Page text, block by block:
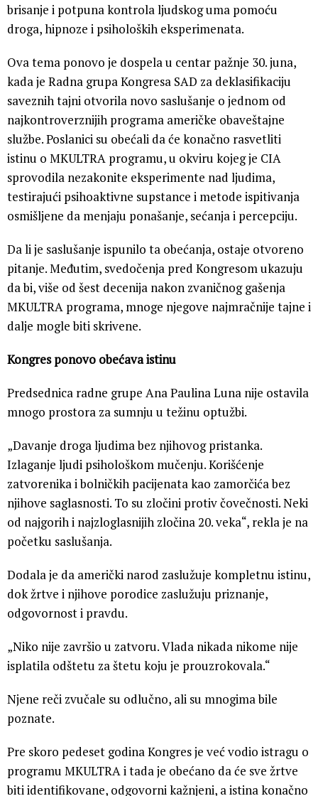
brisanje i potpuna kontrola ljudskog uma pomoću
droga, hipnoze i psiholoških eksperimenata.
Ova tema ponovo je dospela u centar pažnje 30. juna,
kada je Radna grupa Kongresa SAD za deklasifikaciju
saveznih tajni otvorila novo saslušanje o jednom od
najkontroverznijih programa američke obaveštajne
službe. Poslanici su obećali da će konačno rasvetliti
istinu o MKULTRA programu, u okviru kojeg je CIA
sprovodila nezakonite eksperimente nad ljudima,
testirajući psihoaktivne supstance i metode ispitivanja
osmišljene da menjaju ponašanje, sećanja i percepciju.
Da li je saslušanje ispunilo ta obećanja, ostaje otvoreno
pitanje. Međutim, svedočenja pred Kongresom ukazuju
da bi, više od šest decenija nakon zvaničnog gašenja
MKULTRA programa, mnoge njegove najmračnije tajne i
dalje mogle biti skrivene.
Kongres ponovo obećava istinu
Predsednica radne grupe Ana Paulina Luna nije ostavila
mnogo prostora za sumnju u težinu optužbi.
„Davanje droga ljudima bez njihovog pristanka.
Izlaganje ljudi psihološkom mučenju. Korišćenje
zatvorenika i bolničkih pacijenata kao zamorčića bez
njihove saglasnosti. To su zločini protiv čovečnosti. Neki
od najgorih i najzloglasnijih zločina 20. veka“, rekla je na
početku saslušanja.
Dodala je da američki narod zaslužuje kompletnu istinu,
dok žrtve i njihove porodice zaslužuju priznanje,
odgovornost i pravdu.
„Niko nije završio u zatvoru. Vlada nikada nikome nije
isplatila odštetu za štetu koju je prouzrokovala.“
Njene reči zvučale su odlučno, ali su mnogima bile
poznate.
Pre skoro pedeset godina Kongres je već vodio istragu o
programu MKULTRA i tada je obećano da će sve žrtve
biti identifikovane, odgovorni kažnjeni, a istina konačno